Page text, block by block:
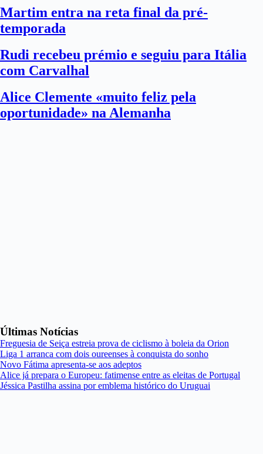
Martim entra na reta final da pré-
temporada
Rudi recebeu prémio e seguiu para Itália
com Carvalhal
Alice Clemente «muito feliz pela
oportunidade» na Alemanha
Últimas Notícias
Freguesia de Seiça estreia prova de ciclismo à boleia da Orion
Liga 1 arranca com dois oureenses à conquista do sonho
Novo Fátima apresenta-se aos adeptos
Alice já prepara o Europeu: fatimense entre as eleitas de Portugal
Jéssica Pastilha assina por emblema histórico do Uruguai